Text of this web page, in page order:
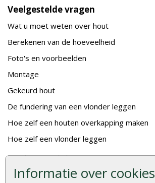
Informatie over cookies
Veelgestelde vragen
Wat u moet weten over hout
Berekenen van de hoeveelheid
Foto's en voorbeelden
Montage
Gekeurd hout
De fundering van een vlonder leggen
Hoe zelf een houten overkapping maken
Hoe zelf een vlonder leggen
Hoe betonpaal plaatsen
Hoe schutting plaatsen